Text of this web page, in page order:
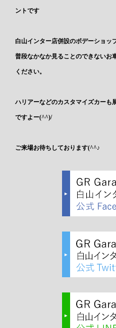
ントです
白山インター店併設のボデーショッ
普段なかなか見ることのできないお
ください。
ハリアーなどのカスタマイズカーも
ですよー(^^)/
ご来場お待ちしております(^^♪